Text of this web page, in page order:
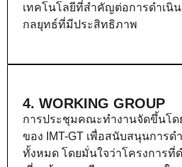
เทคโนโลยีที่สำคัญต่อการดำเนิ
กลยุทธ์ที่มีประสิทธิภาพ
4. WORKING GROUP
การประชุมคณะทำงานจัดขึ้นโ
ของ IMT-GT เพื่อสนับสนุนการด
ทั้งหมด โดยมั่นใจว่าโครงการที่